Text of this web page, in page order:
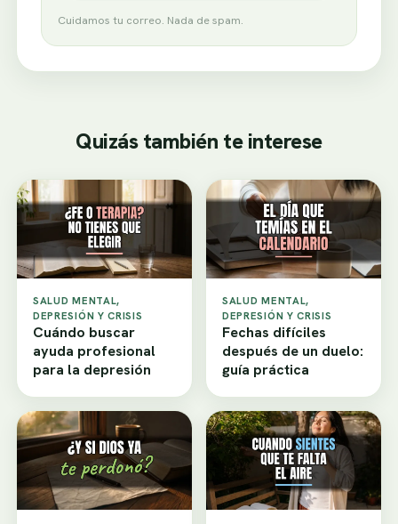
Cuidamos tu correo. Nada de spam.
Quizás también te interese
SALUD MENTAL,
DEPRESIÓN Y CRISIS
Cuándo buscar
ayuda profesional
para la depresión
SALUD MENTAL,
DEPRESIÓN Y CRISIS
Fechas difíciles
después de un duelo:
guía práctica